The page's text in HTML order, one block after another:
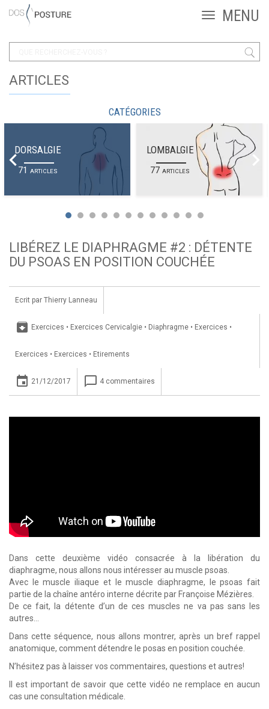
ARTICLES
CATÉGORIES
DORSALGIE
71ARTICLES
LOMBALGIE
77ARTICLES
LIBÉREZ LE DIAPHRAGME #2 : DÉTENTE
DU PSOAS EN POSITION COUCHÉE
Ecrit par Thierry Lanneau
archive Exercices • Exercices Cervicalgie • Diaphragme • Exercices •
Exercices • Exercices • Etirements
insert_invitation 21/12/2017 chat_bubble_outline 4 commentaires
Dans cette deuxième vidéo consacrée à la libération du
diaphragme, nous allons nous intéresser au muscle psoas.
Avec le muscle iliaque et le muscle diaphragme, le psoas fait
partie de la chaîne antéro interne décrite par Françoise Mézières.
De ce fait, la détente d’un de ces muscles ne va pas sans les
autres…
Dans cette séquence, nous allons montrer, après un bref rappel
anatomique, comment détendre le posas en position couchée.
N’hésitez pas à laisser vos commentaires, questions et autres!
Il est important de savoir que cette vidéo ne remplace en aucun
cas une consultation médicale.